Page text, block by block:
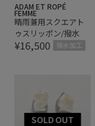
ADAM ET ROPÉ
FEMME
晴雨兼用スクエアト
ゥスリッポン/撥水
¥16,500 撥水加工